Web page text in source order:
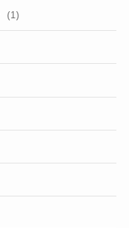
(1)